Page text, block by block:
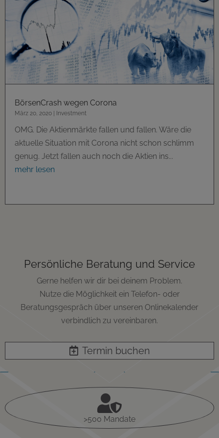
BörsenCrash wegen Corona
März 20, 2020 Investment
OMG. Die Aktienmärkte fallen und fallen. Wäre die
aktuelle Situation mit Corona nicht schon schlimm
genug. Jetzt fallen auch noch die Aktien ins...
mehr lesen
Persönliche Beratung und Service
Gerne helfen wir dir bei deinem Problem.
Nutze die Möglichkeit ein Telefon- oder
Beratungsgespräch über unseren Onlinekalender
verbindlich zu vereinbaren.
Termin buchen

>500 Mandate